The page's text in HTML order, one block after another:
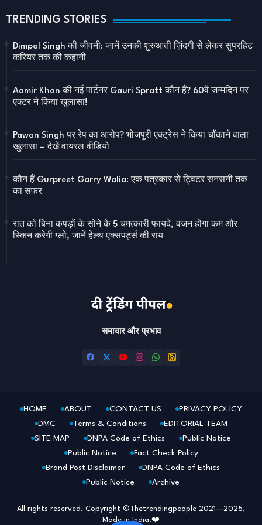
TRENDING STORIES
Dimpal Singh की जीवनी: जानें उनकी शुरुआती ज़िंदगी से लेकर सुपरहिट
करियर तक की कहानी
Aamir Khan की नई पार्टनर Gauri Spratt कौन हैं? 60वें जन्मदिन पर
एक्टर ने किया खुलासा!
Pawan Singh पर रेप का आरोप? भोजपुरी एक्ट्रेस ने किया चौंकाने वाला
खुलासा – देखें वायरल वीडियो
कौन हैं Gurpreet Garry Walia: एक पत्रकार से ट्विटर सनसनी तक
का सफर
रात को बिना कपड़ों के सोने के 5 चमत्कारी फायदे, वजन होगा कम और
स्किन करेगी ग्लो, जानें हेल्थ एक्सपर्ट्स की राय
समाचार और प्रभाव
All rights reserved. Copyright ©Thetrendingpeople 2021—2025,
Made in India.❤️
HOME ABOUT CONTACT US
PRIVACY POLICY
DMC
Terms & Conditions
EDITORIAL TEAM
SITE MAP
DNPA Code of Ethics
Public Notice
Public Notice
Fact Check Policy
Brand Post Disclaimer
DNPA Code of Ethics
Public Notice
Archive